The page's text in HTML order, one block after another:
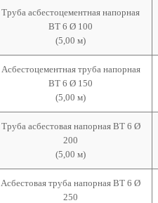
Труба асбестоцементная напорная
ВТ 6 Ø 100
(5,00 м)
Асбестоцементная труба напорная
ВТ 6 Ø 150
(5,00 м)
Труба асбестовая напорная ВТ 6 Ø
200
(5,00 м)
Асбестовая труба напорная ВТ 6 Ø
250